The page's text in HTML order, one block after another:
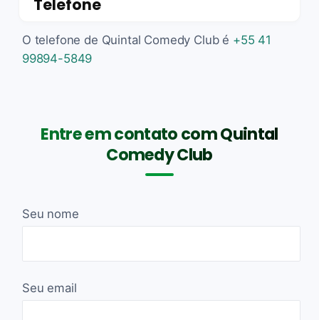
Telefone
O telefone de Quintal Comedy Club é +55 41
99894-5849
Entre em contato com Quintal
Comedy Club
Seu nome
Seu email